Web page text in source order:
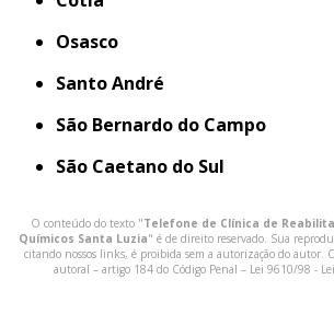
Osasco
Santo André
São Bernardo do Campo
São Caetano do Sul
O conteúdo do texto "Telefone de Clínica de
Químicos Santa Luzia" é de direito reservado. Sua
citando nossos links, é proibida sem a autorização do autor.
autoral – artigo 184 do Código Penal – Lei 9610/98 -